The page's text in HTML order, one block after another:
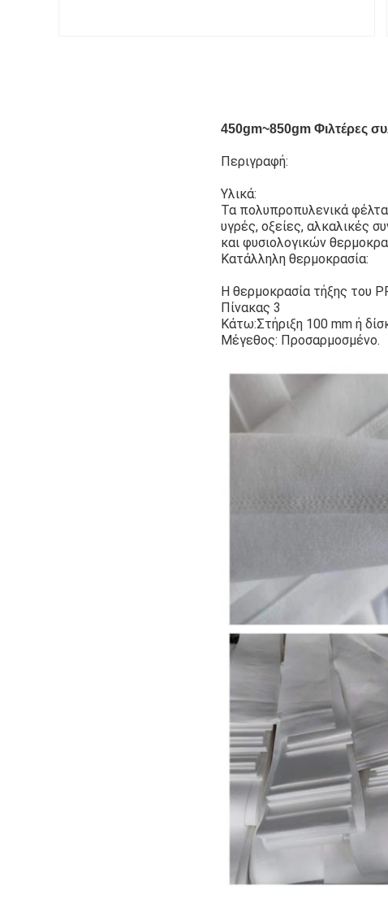
450gm~850gm Φιλτέρες
Περιγραφή:
Υλικά:
Τα πολυπροπυλενικά φέλτα
υγρές, οξείες, αλκαλικές
και φυσιολογικών
Κατάλληλη θερμοκρασία:
Η θερμοκρασία τήξης του
Πίνακας 3
Κάτω:Στήριξη 100 mm ή
Μέγεθος: Προσαρμοσμένο.